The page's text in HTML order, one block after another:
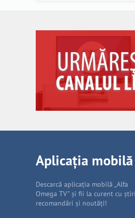
Aplicația mobilă
Descarcă aplicația mobilă „Alfa
Omega TV” și fii la curent cu
recomandări și noutăți!